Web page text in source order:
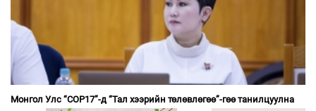
Монгол Улс “COP17”-д “Тал хээрийн төлөвлөгөө”-гөө танилцуулна